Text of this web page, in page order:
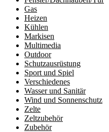
Gas
Heizen
Kühlen
Markisen
Multimedia
Outdoor
Schutzausrüstung
Sport und Spiel
Verschiedenes
Wasser und Sanitär
Wind und Sonnenschutz
Zelte
Zeltzubehör
Zubehör